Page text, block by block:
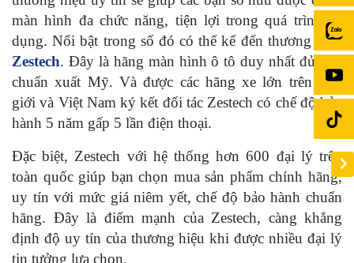
màn hình đa chức năng, tiện lợi trong quá trình sử
dụng. Nổi bật trong số đó có thể kể đến thương hiệu
Zestech. Đây là hãng màn hình ô tô duy nhất đủ tiêu
chuẩn xuất Mỹ. Và được các hãng xe lớn trên Thế
giới và Việt Nam ký kết đối tác Zestech có chế độ bảo
hành 5 năm gấp 5 lần điện thoại.
Đặc biệt, Zestech với hệ thống hơn 600 đại lý trên
toàn quốc giúp bạn chọn mua sản phẩm chính hãng,
uy tín với mức giá niêm yết, chế độ bảo hành chuẩn
hãng. Đây là điểm mạnh của Zestech, càng khẳng
định độ uy tín của thương hiệu khi được nhiều đại lý
tin tưởng lựa chọn.